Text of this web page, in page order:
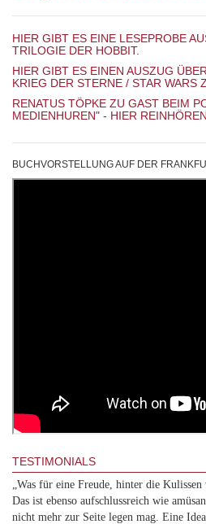
HIER GIBT ES EINE LESEPROBE
TRILOGIE DER HOBBIT.
HIER GIBT ES EINEN AUSZUG
KRIEG DER STERNE / STAR WARS
RENATUS TÖPKE ZU GAST BEIM
MEDIENHUREN" - HIER
BUCHVORSTELLUNG AUF DER
TESTIMONIALS
„Was für eine Freude, hinter die
Das ist ebenso aufschlussreich wie
nicht mehr zur Seite legen mag. Eine